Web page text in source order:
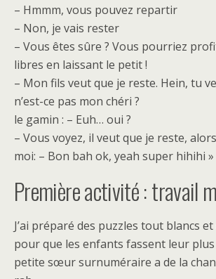
– Hmmm, vous pouvez repartir
– Non, je vais rester
– Vous êtes sûre ? Vous pourriez
libres en laissant le petit !
– Mon fils veut que je reste. Hein, tu
n’est-ce pas mon chéri ?
le gamin : – Euh… oui ?
– Vous voyez, il veut que je reste,
moi: – Bon bah ok, yeah super hihihi
Première activité : travail
J’ai préparé des puzzles tout blancs
pour que les enfants fassent leur plus
petite sœur surnuméraire a de la